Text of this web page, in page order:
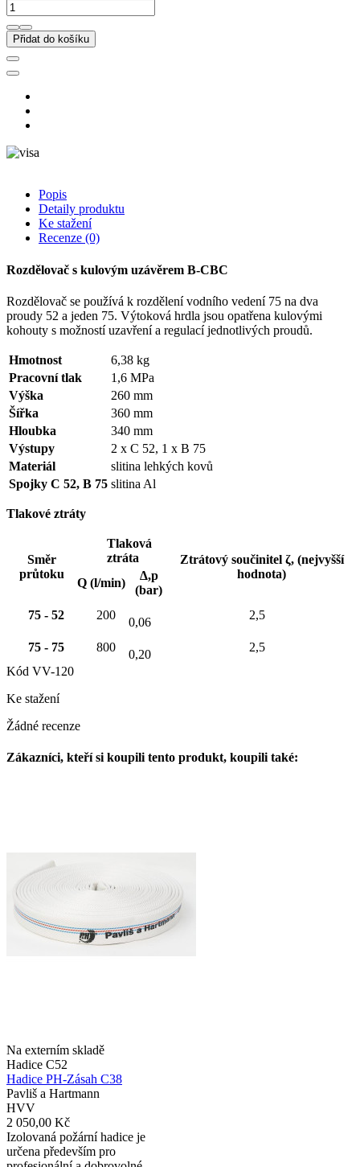
Přidat do košíku
Popis
Detaily produktu
Ke stažení
Recenze (0)
Rozdělovač s kulovým uzávěrem B-CBC
Rozdělovač se používá k rozdělení vodního vedení 75 na dva
proudy 52 a jeden 75. Výtoková hrdla jsou opatřena kulovými
kohouty s možností uzavření a regulací jednotlivých proudů.
Hmotnost
6,38 kg
Pracovní tlak
1,6 MPa
Výška
260 mm
Šířka
360 mm
Hloubka
340 mm
Výstupy
2 x C 52, 1 x B 75
Materiál
slitina lehkých kovů
Spojky C 52, B 75 slitina Al
Tlakové ztráty
Směr
průtoku
Tlaková
ztráta
Ztrátový součinitel ζ, (nejvyšší
hodnota)
Q (l/min)
∆,p
(bar)
75 - 52
200
0,06
2,5
75 - 75 800
0,20
2,5
Kód VV-120
Ke stažení
Žádné recenze
Zákazníci, kteří si koupili tento produkt, koupili také:
Na externím skladě
Hadice C52
Hadice PH-Zásah C38
Pavliš a Hartmann
HVV
2 050,00 Kč
Izolovaná požární hadice je
určena především pro